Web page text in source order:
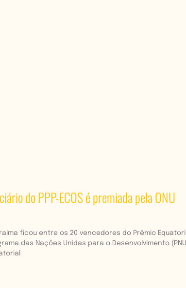
do PPP-ECOS é premiada pela ONU
ficou entre os 20 vencedores do Prêmio
das Nações Unidas para o Desenvolvimento